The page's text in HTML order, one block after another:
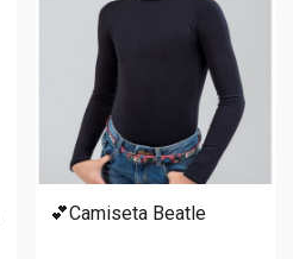
💕Camiseta Beatle